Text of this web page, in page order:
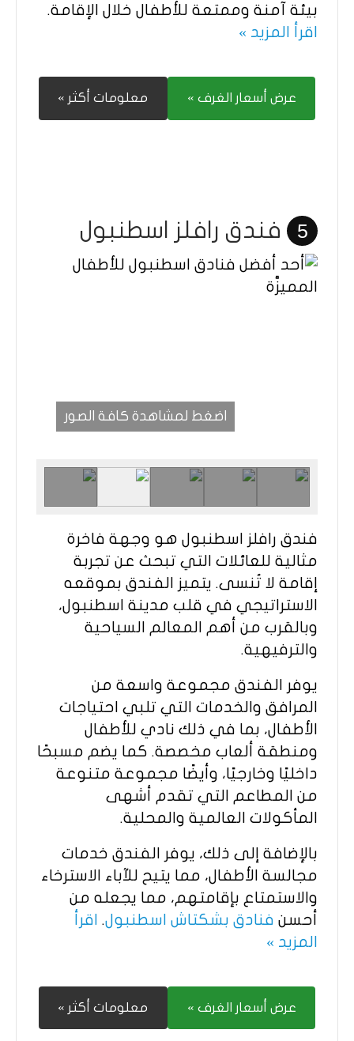
بيئة آمنة وممتعة للأطفال خلال الإقامة.
اقرأ المزيد »
عرض أسعار الغرف » معلومات أكثر »
5 فندق رافلز اسطنبول
اضغط لمشاهدة كافة الصور
فندق رافلز اسطنبول هو وجهة فاخرة
مثالية للعائلات التي تبحث عن تجربة
إقامة لا تُنسى. يتميز الفندق بموقعه
الاستراتيجي في قلب مدينة اسطنبول،
وبالقرب من أهم المعالم السياحية
والترفيهية.
يوفر الفندق مجموعة واسعة من
المرافق والخدمات التي تلبي احتياجات
الأطفال، بما في ذلك نادي للأطفال
ومنطقة ألعاب مخصصة. كما يضم مسبحًا
داخليًا وخارجيًا، وأيضًا مجموعة متنوعة
من المطاعم التي تقدم أشهى
المأكولات العالمية والمحلية.
بالإضافة إلى ذلك، يوفر الفندق خدمات
مجالسة الأطفال، مما يتيح للآباء الاسترخاء
والاستمتاع بإقامتهم، مما يجعله من
أحسن فنادق بشكتاش اسطنبول. اقرأ
المزيد »
عرض أسعار الغرف » معلومات أكثر »